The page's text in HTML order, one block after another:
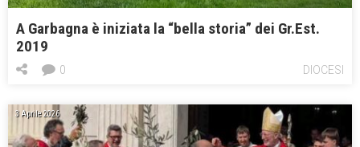
A Garbagna è iniziata la “bella storia” dei Gr.Est.
2019
DIOCESI
0
3 Aprile 2026